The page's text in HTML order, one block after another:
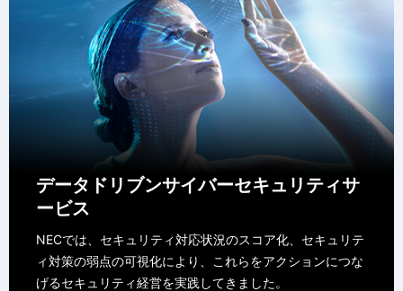
データドリブンサイバーセキュリティサ
ービス
NECでは、セキュリティ対応状況のスコア化、セキュリテ
ィ対策の弱点の可視化により、これらをアクションにつな
げるセキュリティ経営を実践してきました。